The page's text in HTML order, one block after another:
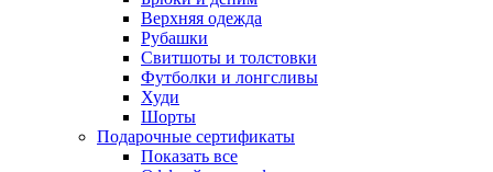
Верхняя одежда
Рубашки
Свитшоты и толстовки
Футболки и лонгсливы
Худи
Шорты
Подарочные сертификаты
Показать все